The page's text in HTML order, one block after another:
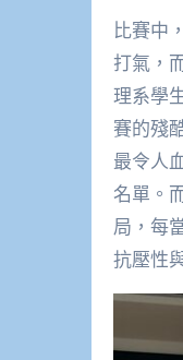
比賽中
打氣，
理系學
賽的殘
最令人
名單。
局，每
抗壓性